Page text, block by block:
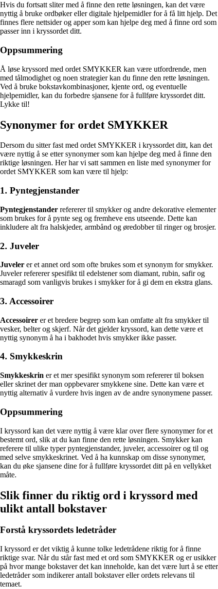
Hvis du fortsatt sliter med å finne den rette løsningen, kan det være
nyttig å bruke ordbøker eller digitale hjelpemidler for å få litt hjelp. Det
finnes flere nettsider og apper som kan hjelpe deg med å finne ord som
passer inn i kryssordet ditt.
Oppsummering
Å løse kryssord med ordet SMYKKER kan være utfordrende, men
med tålmodighet og noen strategier kan du finne den rette løsningen.
Ved å bruke bokstavkombinasjoner, kjente ord, og eventuelle
hjelpemidler, kan du forbedre sjansene for å fullføre kryssordet ditt.
Lykke til!
Synonymer for ordet SMYKKER
Dersom du sitter fast med ordet SMYKKER i kryssordet ditt, kan det
være nyttig å se etter synonymer som kan hjelpe deg med å finne den
riktige løsningen. Her har vi satt sammen en liste med synonymer for
ordet SMYKKER som kan være til hjelp:
1. Pyntegjenstander
Pyntegjenstander refererer til smykker og andre dekorative elementer
som brukes for å pynte seg og fremheve ens utseende. Dette kan
inkludere alt fra halskjeder, armbånd og øredobber til ringer og brosjer.
2. Juveler
Juveler er et annet ord som ofte brukes som et synonym for smykker.
Juveler refererer spesifikt til edelstener som diamant, rubin, safir og
smaragd som vanligvis brukes i smykker for å gi dem en ekstra glans.
3. Accessoirer
Accessoirer er et bredere begrep som kan omfatte alt fra smykker til
vesker, belter og skjerf. Når det gjelder kryssord, kan dette være et
nyttig synonym å ha i bakhodet hvis smykker ikke passer.
4. Smykkeskrin
Smykkeskrin er et mer spesifikt synonym som refererer til boksen
eller skrinet der man oppbevarer smykkene sine. Dette kan være et
nyttig alternativ å vurdere hvis ingen av de andre synonymene passer.
Oppsummering
I kryssord kan det være nyttig å være klar over flere synonymer for et
bestemt ord, slik at du kan finne den rette løsningen. Smykker kan
referere til ulike typer pyntegjenstander, juveler, accessoirer og til og
med selve smykkeskrinet. Ved å ha kunnskap om disse synonymer,
kan du øke sjansene dine for å fullføre kryssordet ditt på en vellykket
måte.
Slik finner du riktig ord i kryssord med
ulikt antall bokstaver
Forstå kryssordets ledetråder
I kryssord er det viktig å kunne tolke ledetrådene riktig for å finne
riktige svar. Når du står fast med et ord som SMYKKER og er usikker
på hvor mange bokstaver det kan inneholde, kan det være lurt å se etter
ledetråder som indikerer antall bokstaver eller ordets relevans til
temaet.